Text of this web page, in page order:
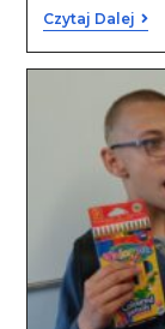
Czytaj Dalej